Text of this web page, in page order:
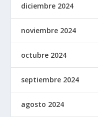
diciembre 2024
noviembre 2024
octubre 2024
septiembre 2024
agosto 2024